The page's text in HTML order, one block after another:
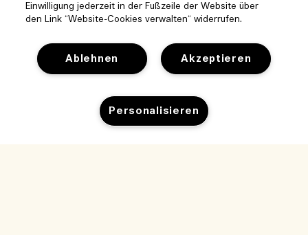
Cookies der Webseite verwalten
Einwilligung jederzeit in der Fußzeile der Website über
den Link “Website-Cookies verwalten“ widerrufen.
Akzeptieren
Ablehnen
Personalisieren